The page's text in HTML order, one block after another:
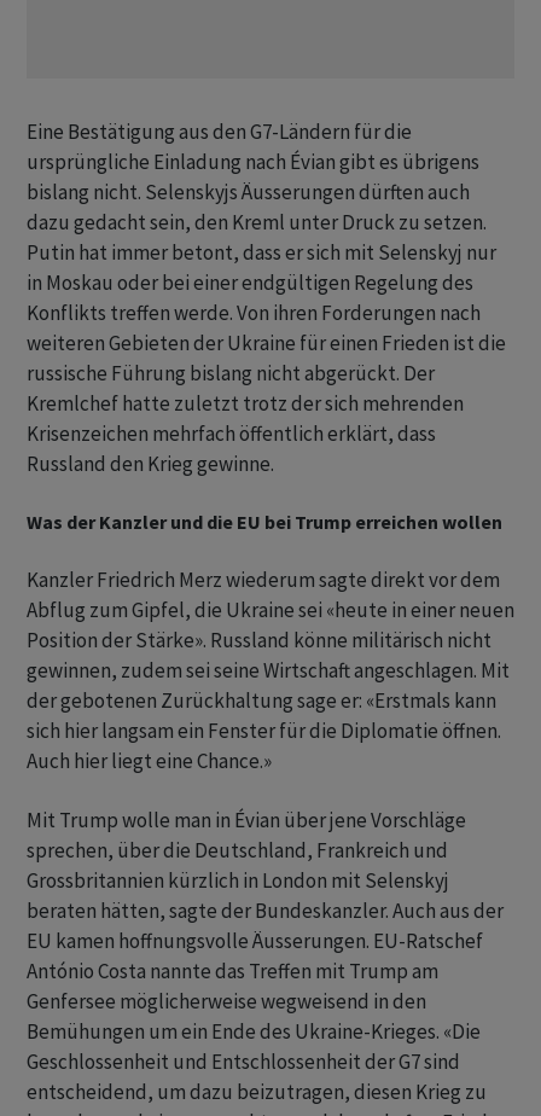
Eine Bestätigung aus den G7-Ländern für die
ursprüngliche Einladung nach Évian gibt es übrigens
bislang nicht. Selenskyjs Äusserungen dürften auch
dazu gedacht sein, den Kreml unter Druck zu setzen.
Putin hat immer betont, dass er sich mit Selenskyj nur
in Moskau oder bei einer endgültigen Regelung des
Konflikts treffen werde. Von ihren Forderungen nach
weiteren Gebieten der Ukraine für einen Frieden ist die
russische Führung bislang nicht abgerückt. Der
Kremlchef hatte zuletzt trotz der sich mehrenden
Krisenzeichen mehrfach öffentlich erklärt, dass
Russland den Krieg gewinne.
Was der Kanzler und die EU bei Trump erreichen wollen
Kanzler Friedrich Merz wiederum sagte direkt vor dem
Abflug zum Gipfel, die Ukraine sei «heute in einer neuen
Position der Stärke». Russland könne militärisch nicht
gewinnen, zudem sei seine Wirtschaft angeschlagen. Mit
der gebotenen Zurückhaltung sage er: «Erstmals kann
sich hier langsam ein Fenster für die Diplomatie öffnen.
Auch hier liegt eine Chance.»
Mit Trump wolle man in Évian über jene Vorschläge
sprechen, über die Deutschland, Frankreich und
Grossbritannien kürzlich in London mit Selenskyj
beraten hätten, sagte der Bundeskanzler. Auch aus der
EU kamen hoffnungsvolle Äusserungen. EU-Ratschef
António Costa nannte das Treffen mit Trump am
Genfersee möglicherweise wegweisend in den
Bemühungen um ein Ende des Ukraine-Krieges. «Die
Geschlossenheit und Entschlossenheit der G7 sind
entscheidend, um dazu beizutragen, diesen Krieg zu